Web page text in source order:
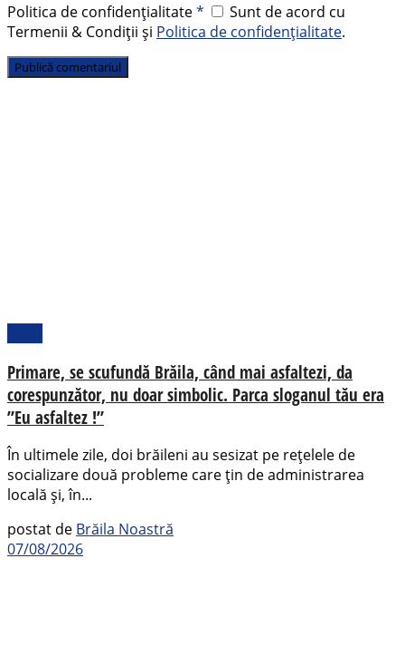
Politica de confidențialitate*
Sunt de acord cu
Termenii & Condiții și Politica de confidențialitate.
Primare, se scufundă Brăila, când mai asfaltezi, da
corespunzător, nu doar simbolic. Parca sloganul tău era
”Eu asfaltez !”
În ultimele zile, doi brăileni au sesizat pe rețelele de
socializare două probleme care țin de administrarea
locală și, în...
postat de Brăila Noastră
07/08/2026